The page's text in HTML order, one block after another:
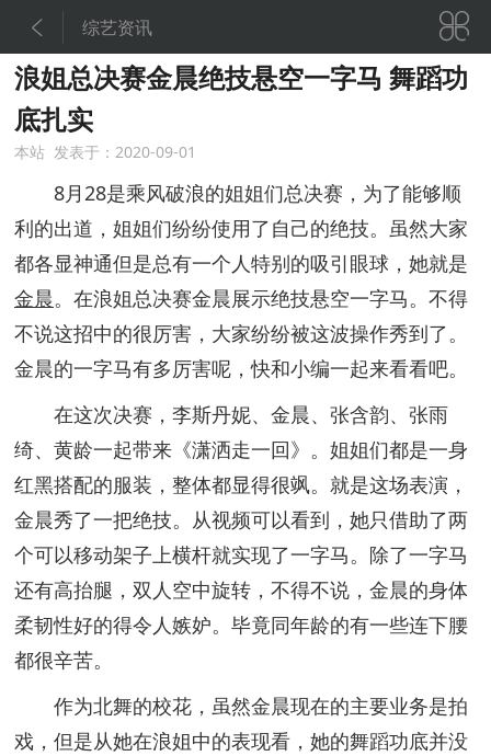
 综艺资讯 
浪姐总决赛金晨绝技悬空一字马 舞蹈功
底扎实
本站 发表于：2020-09-01
8月28是乘风破浪的姐姐们总决赛，为了能够顺
利的出道，姐姐们纷纷使用了自己的绝技。虽然大家
都各显神通但是总有一个人特别的吸引眼球，她就是
金晨。在浪姐总决赛金晨展示绝技悬空一字马。不得
不说这招中的很厉害，大家纷纷被这波操作秀到了。
金晨的一字马有多厉害呢，快和小编一起来看看吧。
在这次决赛，李斯丹妮、金晨、张含韵、张雨
绮、黄龄一起带来《潇洒走一回》。姐姐们都是一身
红黑搭配的服装，整体都显得很飒。就是这场表演，
金晨秀了一把绝技。从视频可以看到，她只借助了两
个可以移动架子上横杆就实现了一字马。除了一字马
还有高抬腿，双人空中旋转，不得不说，金晨的身体
柔韧性好的得令人嫉妒。毕竟同年龄的有一些连下腰
都很辛苦。
作为北舞的校花，虽然金晨现在的主要业务是拍
戏，但是从她在浪姐中的表现看，她的舞蹈功底并没